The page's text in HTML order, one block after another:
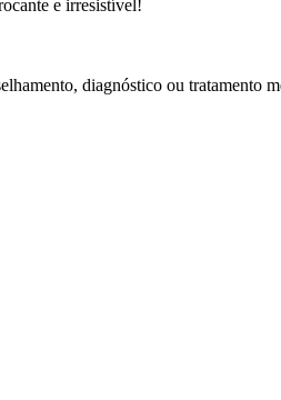
e irresistível!
diagnóstico ou tratamento